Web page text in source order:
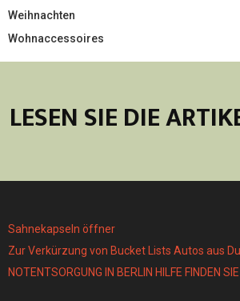
Weihnachten
Wohnaccessoires
LESEN SIE DIE
Sahnekapseln öffner
Zur Verkürzung von Bucket Lists Autos aus
NOTENTSORGUNG IN BERLIN HILFE FINDEN